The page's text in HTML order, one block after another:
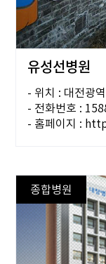
유성선병원
- 위치 : 대전광
- 전화번호 :
- 홈페이지 :
종합병원